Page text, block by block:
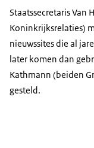
Staatssecretaris Van
Koninkrijksrelaties)
nieuwssites die al
later komen dan
Kathmann (beiden
gesteld.